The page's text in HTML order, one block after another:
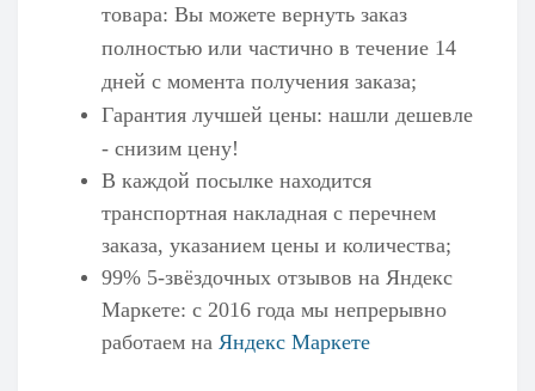
товара: Вы можете вернуть заказ
полностью или частично в течение 14
дней с момента получения заказа;
Гарантия лучшей цены: нашли дешевле
- снизим цену!
В каждой посылке находится
транспортная накладная с перечнем
заказа, указанием цены и количества;
99% 5-звёздочных отзывов на Яндекс
Маркете: с 2016 года мы непрерывно
работаем на Яндекс Маркете